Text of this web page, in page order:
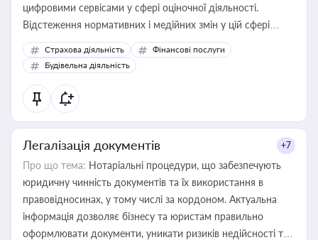
цифровими сервісами у сфері оціночної діяльності.
Відстеження нормативних і медійних змін у цій сфері
корисне для власника бізнесу, керівника, юриста або
бухгалтера під час оподаткування, приватизації, оренди
державного майна, корпоративних угод і перевірки
статусу суб'єктів оціночної діяльності
Страхова діяльність
Фінансові послуги
Будівельна діяльність
Легалізація документів +7
Про що тема: Нотаріальні процедури, що забезпечують
юридичну чинність документів та їх використання в
правовідносинах, у тому числі за кордоном. Актуальна
інформація дозволяє бізнесу та юристам правильно
оформлювати документи, уникати ризиків недійсності та